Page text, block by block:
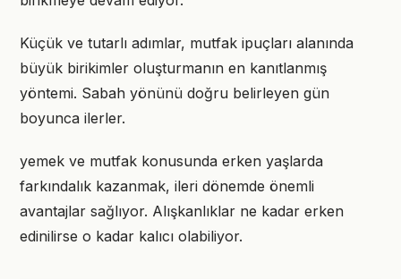
Küçük ve tutarlı adımlar, mutfak ipuçları alanında
büyük birikimler oluşturmanın en kanıtlanmış
yöntemi. Sabah yönünü doğru belirleyen gün
boyunca ilerler.
yemek ve mutfak konusunda erken yaşlarda
farkındalık kazanmak, ileri dönemde önemli
avantajlar sağlıyor. Alışkanlıklar ne kadar erken
edinilirse o kadar kalıcı olabiliyor.